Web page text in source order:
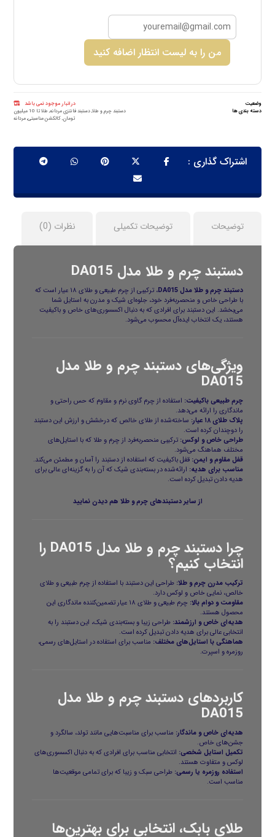
من را به لیست انتظار اضافه کنید
وضعیت
در انبار موجود نمی باشد
دسته بندی ها
دستبند چرم و طلا,دستبند فانتزی مردانه,
طلا تا 10 میلیون
تومان,کالکشن مناسبتی,مردانه
توضیحات توضیحات تکمیلی نظرات (0)
دستبند چرم و طلا مدل DA015
دستبند چرم و طلامدل DA015
، ترکیبی از چرم طبیعی و طلای ۱۸ عیار است که
با طراحی خاص و منحصربه‌فرد خود، جلوه‌ای شیک و مدرن به استایل شما
می‌بخشد. این دستبند برای افرادی که به دنبال اکسسوری‌های خاص و باکیفیت
هستند، یک انتخاب ایده‌آل محسوب می‌شود.
ویژگی‌های دستبند چرم و طلا مدل
DA015
چرم طبیعی باکیفیت: استفاده از چرم گاوی نرم و مقاوم که حس راحتی و
ماندگاری را ارائه می‌دهد.
پلاک طلای ۱۸ عیار:
ساخته‌شده از طلای خالص که درخشش و ارزش این دستبند
را دوچندان کرده است.
طراحی خاص و لوکس: ترکیبی منحصربه‌فرد از چرم و طلا که با استایل‌های
مختلف هماهنگ می‌شود.
قفل مقاوم و ایمن: قفل باکیفیت که استفاده از دستبند را آسان و مطمئن می‌کند.
مناسب برای هدیه: ارائه‌شده در بسته‌بندی شیک که آن را به گزینه‌ای عالی برای
هدیه دادن تبدیل کرده است.
از سایردستبندهای چرم و طلا هم دیدن نمایید
چرا دستبند چرم و طلا مدل DA015 را
انتخاب کنیم؟
ترکیب مدرن چرم و طلا: طراحی این دستبند با استفاده از چرم طبیعی و طلای
خالص، نمایی خاص و لوکس دارد.
مقاومت و دوام بالا:
چرم طبیعی و طلای ۱۸ عیار تضمین‌کننده ماندگاری این
محصول هستند.
هدیه‌ای خاص و ارزشمند: طراحی زیبا و بسته‌بندی شیک، این دستبند را به
انتخابی عالی برای هدیه دادن تبدیل کرده است.
هماهنگی با استایل‌های مختلف: مناسب برای استفاده در استایل‌های رسمی،
روزمره و اسپرت.
کاربردهای دستبند چرم و طلا مدل
DA015
هدیه‌ای خاص و ماندگار: مناسب برای مناسبت‌هایی مانند تولد، سالگرد و
جشن‌های خاص.
تکمیل استایل شخصی: انتخابی مناسب برای افرادی که به دنبال اکسسوری‌های
لوکس و متفاوت هستند.
استفاده روزمره یا رسمی: طراحی سبک و زیبا که برای تمامی موقعیت‌ها
مناسب است.
طلای بابک، انتخابی برای بهترین‌ها